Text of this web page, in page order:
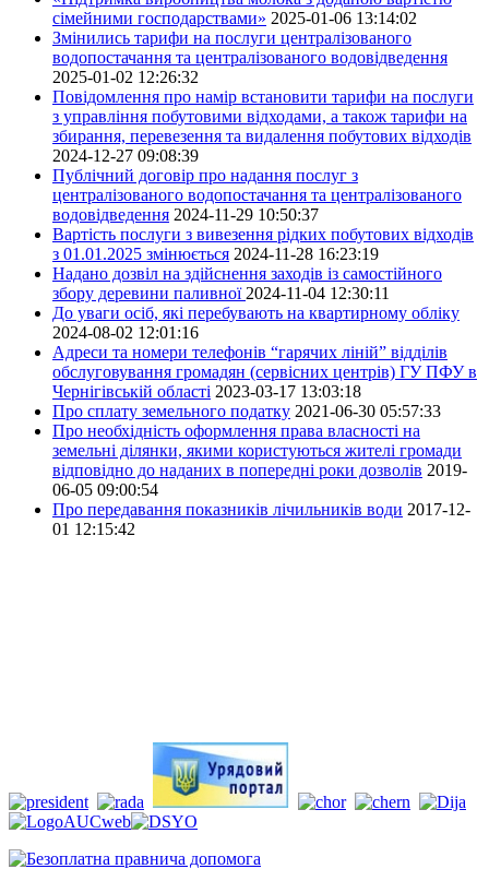
сімейними господарствами» 2025-01-06 13:14:02
Змінились тарифи на послуги централізованого
водопостачання та централізованого водовідведення
2025-01-02 12:26:32
Повідомлення про намір встановити тарифи на послуги
з управління побутовими відходами, а також тарифи на
збирання, перевезення та видалення побутових відходів
2024-12-27 09:08:39
Публічний договір про надання послуг з
централізованого водопостачання та централізованого
водовідведення 2024-11-29 10:50:37
Вартість послуги з вивезення рідких побутових відходів
з 01.01.2025 змінюється 2024-11-28 16:23:19
Надано дозвіл на здійснення заходів із самостійного
збору деревини паливної 2024-11-04 12:30:11
До уваги осіб, які перебувають на квартирному обліку
2024-08-02 12:01:16
Адреси та номери телефонів “гарячих ліній” відділів
обслуговування громадян (сервісних центрів) ГУ ПФУ в
Чернігівській області 2023-03-17 13:03:18
Про сплату земельного податку 2021-06-30 05:57:33
Про необхідність оформлення права власності на
земельні ділянки, якими користуються жителі громади
відповідно до наданих в попередні роки дозволів 2019-
06-05 09:00:54
Про передавання показників лічильників води 2017-12-
01 12:15:42